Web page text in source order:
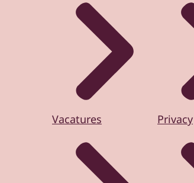
Vacatures Privacy